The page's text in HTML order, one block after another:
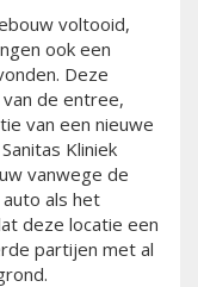
voltooid,
ook een
Deze
de entree,
van een nieuwe
Kliniek
vanwege de
als het
deze locatie een
partijen met al